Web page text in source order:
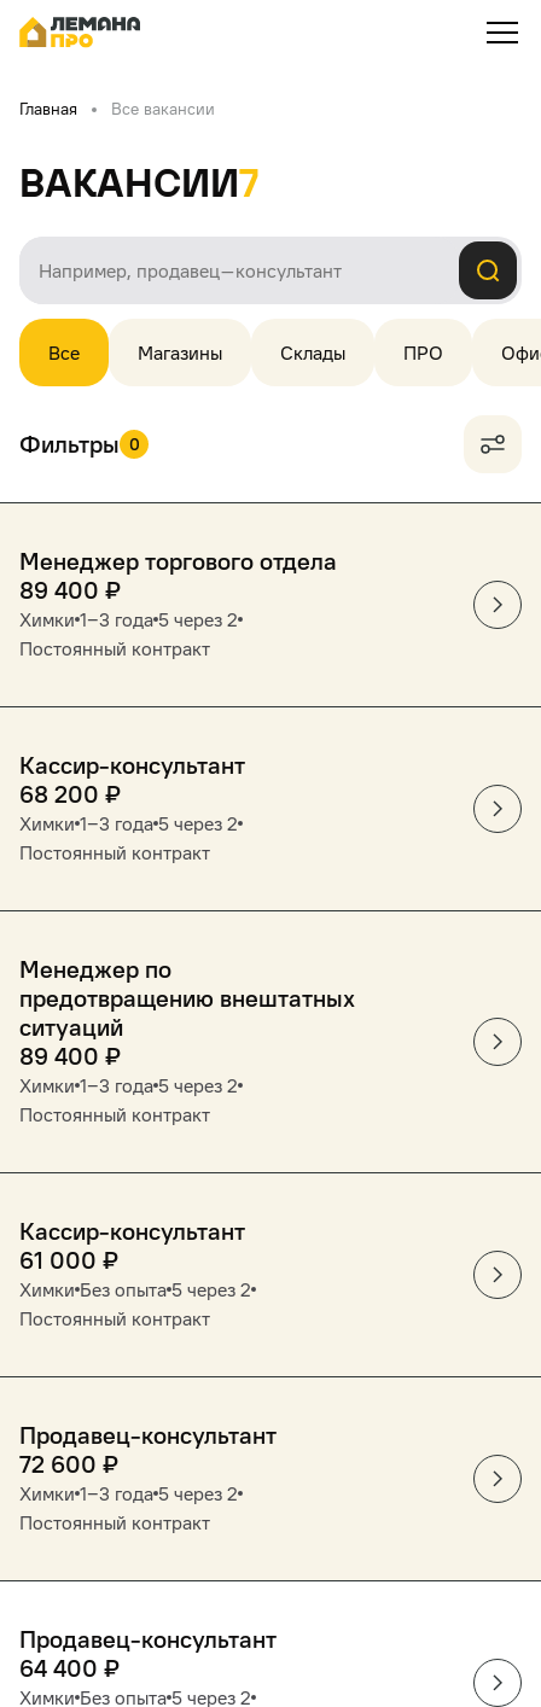
Главная Все вакансии
Вакансии7
Все Магазины Склады ПРО
Фильтры 0
Менеджер торгового отдела
89 400 ₽
Химки 1‒3 года 5 через 2
Постоянный контракт
Кассир-консультант
68 200 ₽
Химки 1‒3 года 5 через 2
Постоянный контракт
Менеджер по
предотвращению внештатных
ситуаций
89 400 ₽
Химки 1‒3 года 5 через 2
Постоянный контракт
Кассир-консультант
61 000 ₽
Химки Без опыта 5 через 2
Постоянный контракт
Продавец-консультант
72 600 ₽
Химки 1‒3 года 5 через 2
Постоянный контракт
Продавец-консультант
64 400 ₽
Химки Без опыта 5 через 2